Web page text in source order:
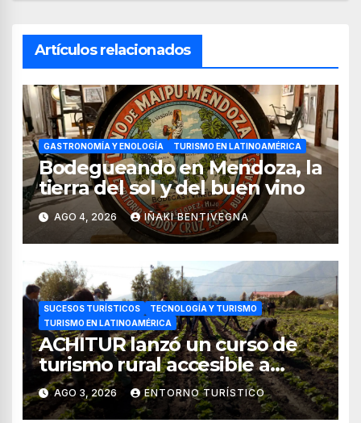
Artículos relacionados
GASTRONOMÍA Y ENOLOGÍA TURISMO EN LATINOAMÉRICA
Bodegueando en Mendoza, la
tierra del sol y del buen vino
AGO 4, 2026 IÑAKI BENTIVEGNA
SUCESOS TURÍSTICOS
TECNOLOGÍA Y TURISMO
TURISMO EN LATINOAMÉRICA
ACHITUR lanzó un curso de
turismo rural accesible a
través de WhatsApp
AGO 3, 2026 ENTORNO TURÍSTICO